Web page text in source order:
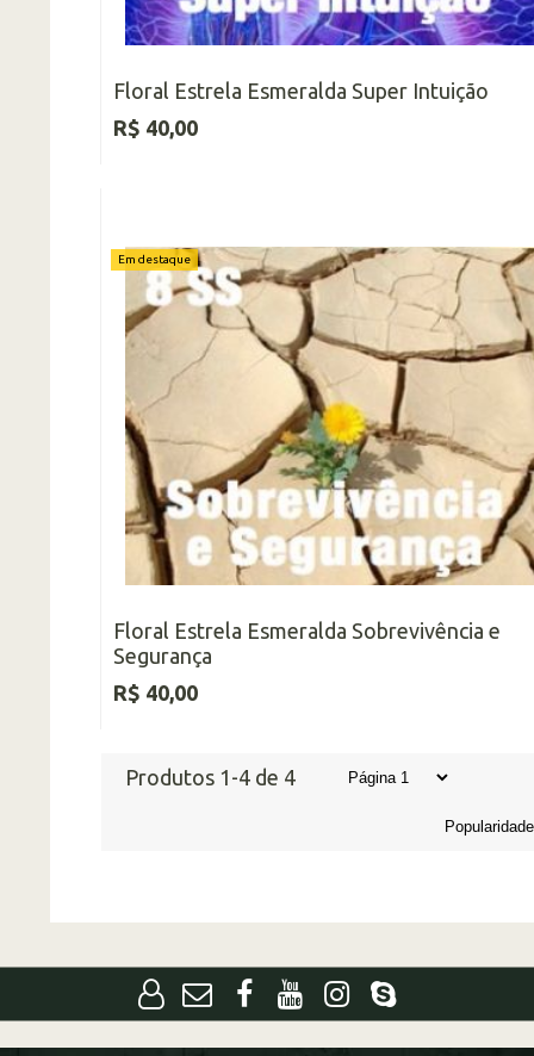
Floral Estrela Esmeralda Super Intuição
R$ 40,00
Em destaque
Floral Estrela Esmeralda Sobrevivência e
Segurança
R$ 40,00
Produtos 1-4 de 4